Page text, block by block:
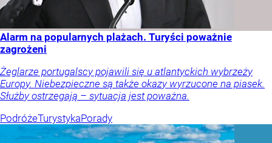
Alarm na popularnych plażach. Turyści poważnie
zagrożeni
Żeglarze portugalscy pojawili się u atlantyckich wybrzeży
Europy. Niebezpieczne są także okazy wyrzucone na piasek.
Służby ostrzegają – sytuacja jest poważna.
PodróżeTurystykaPorady